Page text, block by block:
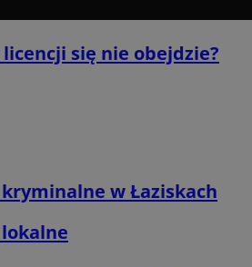
się nie obejdzie?
w Łaziskach